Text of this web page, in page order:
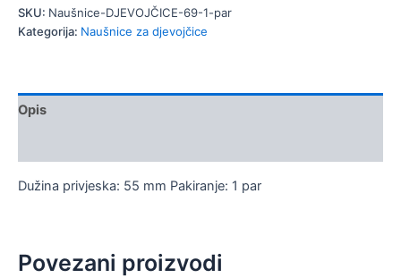
1
par
SKU: Naušnice-DJEVOJČICE-69-1-par
Kategorija: Naušnice za djevojčice
Opis
Dužina privjeska: 55 mm Pakiranje: 1 par
Povezani proizvodi